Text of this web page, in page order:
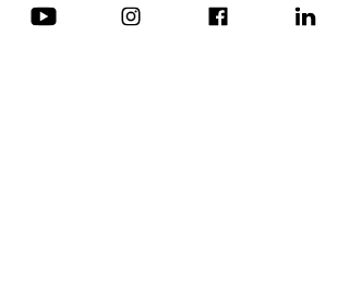
MacNair
de 16 marqueteries (4